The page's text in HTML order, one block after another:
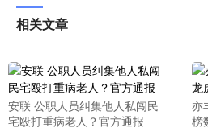
相关文章
安联 公职人员纠集他人私闯民
宅殴打重病老人？官方通报
亦
榜